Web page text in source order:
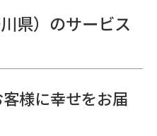
県）のサービス
様に幸せをお届